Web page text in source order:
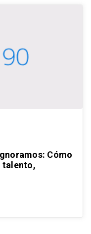
Cómo
talento,